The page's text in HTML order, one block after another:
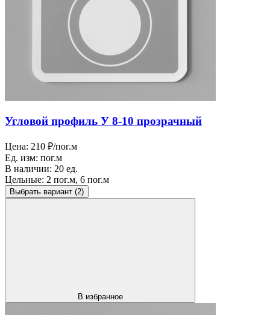
Угловой профиль У 8-10 прозрачный
Цена: 210 ₽/пог.м
Ед. изм: пог.м
В наличии: 20 ед.
Цельные: 2 пог.м, 6 пог.м
Выбрать вариант (2)
В избранное